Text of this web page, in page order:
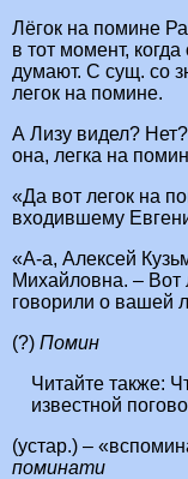
Лёгок на помине
в тот момент,
думают. С сущ. со
легок на помине.
А Лизу видел?
она, легка на
«Да вот легок на
входившему
«А-а, Алексей
Михайловна. – Вот
говорили о вашей
(?) Помин
Читайте также:
известной
(устар.) –
поминати